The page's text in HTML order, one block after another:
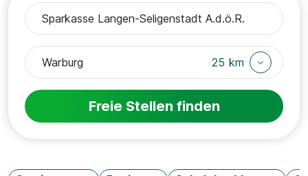
25 km
Freie Stellen finden